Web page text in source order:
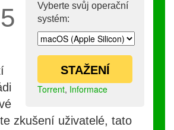
Vyberte svůj operační
systém:
STAŽENÍ
Torrent, Informace
zkušení uživatelé, tato